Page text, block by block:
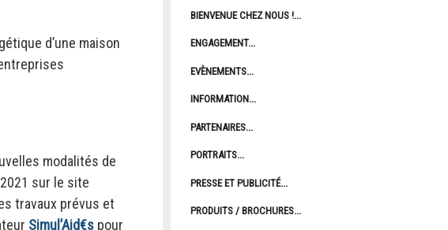
d’une maison
modalités de
sur le site
travaux prévus et
Simul’Aid€s pour
BIENVENUE CHEZ NOUS !
ENGAGEMENT
EVÈNEMENTS
INFORMATION
PARTENAIRES
PORTRAITS
PRESSE ET PUBLICITÉ
PRODUITS / BROCHURES